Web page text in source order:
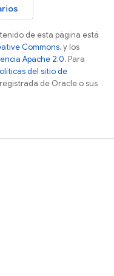
de esta página está
Commons, y los
Apache 2.0. Para
del sitio de
de Oracle o sus